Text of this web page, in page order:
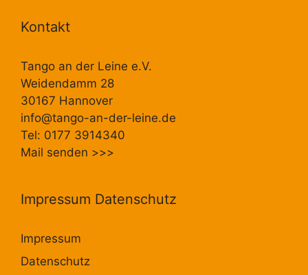
Kontakt
Tango an der Leine e.V.
Weidendamm 28
30167 Hannover
info@tango-an-der-leine.de
Tel: 0177 3914340
Mail senden >>>
Impressum Datenschutz
Impressum
Datenschutz